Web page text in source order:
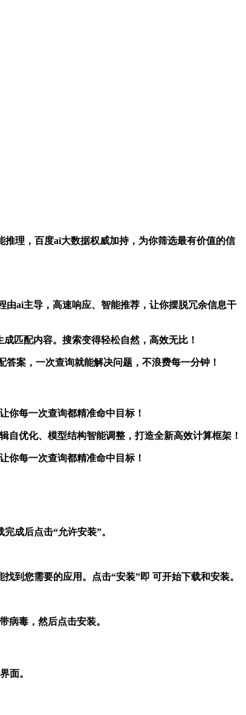
推理，百度ai大数据权威加持，为你筛选最有价值的信
由ai主导，高速响应、智能推荐，让你摆脱冗余信息干
匹配内容。搜索变得轻松自然，高效无比！
案，一次查询就能解决问题，不浪费每一分钟！
你每一次查询都精准命中目标！
自优化、模型结构智能调整，打造全新高效计算框架！
你每一次查询都精准命中目标！
成后点击“允许安装”。
到您需要的应用。点击“安装”即 可开始下载和安装。
病毒，然后点击安装。
面。